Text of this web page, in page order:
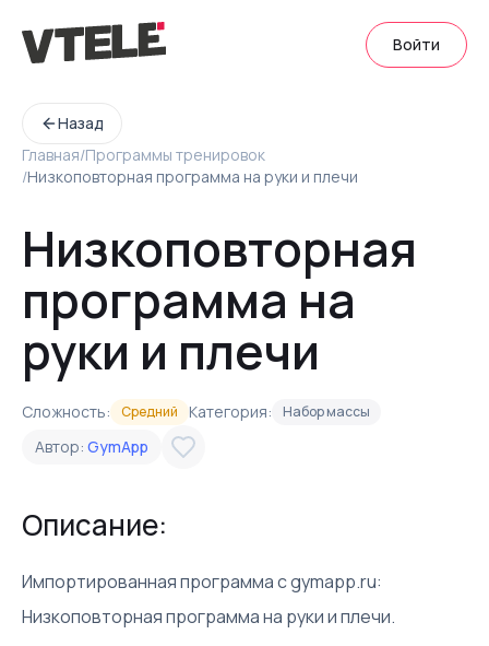
Войти
Назад
Главная/Программы тренировок
/Низкоповторная программа на руки и плечи
Низкоповторная
программа на
руки и плечи
Сложность: Средний Категория: Набор массы
Автор: GymApp
Описание:
Импортированная программа с gymapp.ru:
Низкоповторная программа на руки и плечи.